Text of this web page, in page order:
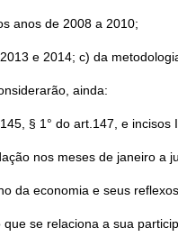
anos de 2008 a 2010;
e 2014; c) da
ainda:
§ 1° do art.147, e
nos meses de janeiro a
da economia e seus
se relaciona a sua